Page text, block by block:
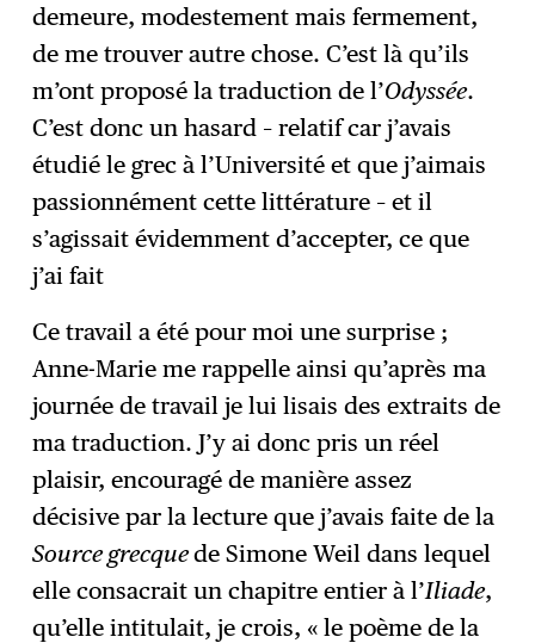
demeure, modestement mais fermement,
de me trouver autre chose. C’est là qu’ils
m’ont proposé la traduction de l’Odyssée.
C’est donc un hasard – relatif car j’avais
étudié le grec à l’Université et que j’aimais
passionnément cette littérature – et il
s’agissait évidemment d’accepter, ce que
j’ai fait
Ce travail a été pour moi une surprise ;
Anne-Marie me rappelle ainsi qu’après ma
journée de travail je lui lisais des extraits de
ma traduction. J’y ai donc pris un réel
plaisir, encouragé de manière assez
décisive par la lecture que j’avais faite de la
Source grecquede Simone Weil dans lequel
elle consacrait un chapitre entier à l’Iliade,
qu’elle intitulait, je crois, « le poème de la